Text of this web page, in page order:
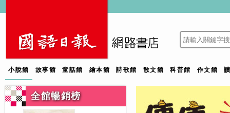
小說館 故事館 童話館 繪本館 詩歌館 散文館 科普館 作文館
全館暢銷榜